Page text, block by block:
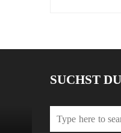
SUCHST